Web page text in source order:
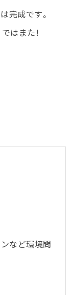
完成です。
はまた！
など環境問